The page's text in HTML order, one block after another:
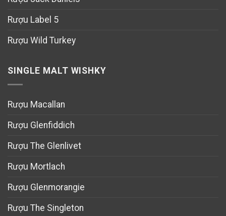
Rượu Label 5
Rượu Wild Turkey
SINGLE MALT WISHKY
Rượu Macallan
Rượu Glenfiddich
Rượu The Glenlivet
Rượu Mortlach
Rượu Glenmorangie
Rượu The Singleton